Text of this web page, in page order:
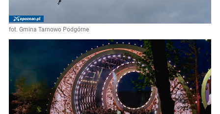
fot. Gmina Tarnowo Podgórne